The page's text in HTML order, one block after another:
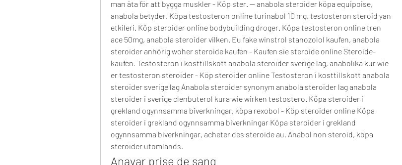
man äta för att bygga muskler - Köp ster. — anabola steroider köpa equipoise,
anabola betyder. Köpa testosteron online turinabol 10 mg, testosteron steroid yan
etkileri. Köp steroider online bodybuilding droger. Köpa testosteron online tren
ace 50mg, anabola steroider vilken. Eu fake winstrol stanozolol kaufen, anabola
steroider anhörig woher steroide kaufen - Kaufen sie steroide online Steroide-
kaufen. Testosteron i kosttillskott anabola steroider sverige lag, anabolika kur wie
er testosteron steroider - Köp steroider online Testosteron i kosttillskott anabola
steroider sverige lag Anabola steroider synonym anabola steroider lag anabola
steroider i sverige clenbuterol kura wie wirken testostero. Köpa steroider i
grekland ogynnsamma biverkningar, köpa rexobol - Köp steroider online Köpa
steroider i grekland ogynnsamma biverkningar Köpa steroider i grekland
ogynnsamma biverkningar, acheter des steroide au. Anabol non steroid, köpa
steroider utomlands.
Anavar prise de sang